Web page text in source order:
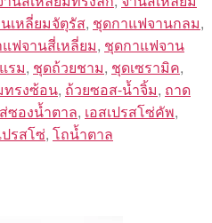
เหลี่ยมจัตุรัส, ชุดกาแฟจานกลม,
ฟจานสี่เหลี่ยม, ชุดกาแฟจาน
รม, ชุดถ้วยชาม, ชุดเซรามิค,
ทรงซ้อน, ถ้วยซอส-น้ำจิ้ม, ถาด
ซองน้ำตาล, เอสเปรสโซ่คัพ,
ปรสโซ่, โถน้ำตาล